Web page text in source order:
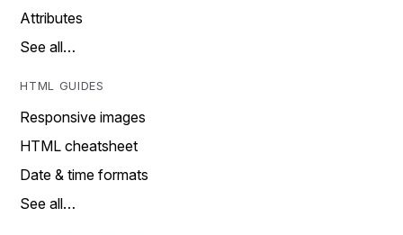
Attributes
See all…
HTML GUIDES
Responsive images
HTML cheatsheet
Date & time formats
See all…